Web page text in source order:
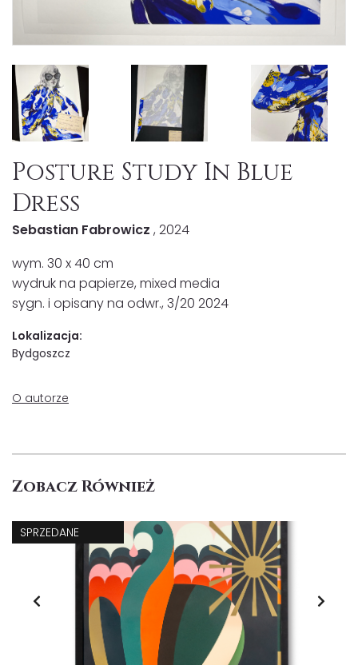
Posture Study In Blue
Dress
Sebastian Fabrowicz , 2024
wym. 30 x 40 cm
wydruk na papierze, mixed media
sygn. i opisany na odwr., 3/20 2024
Lokalizacja:
Bydgoszcz
O autorze
Zobacz Również
SPRZEDANE